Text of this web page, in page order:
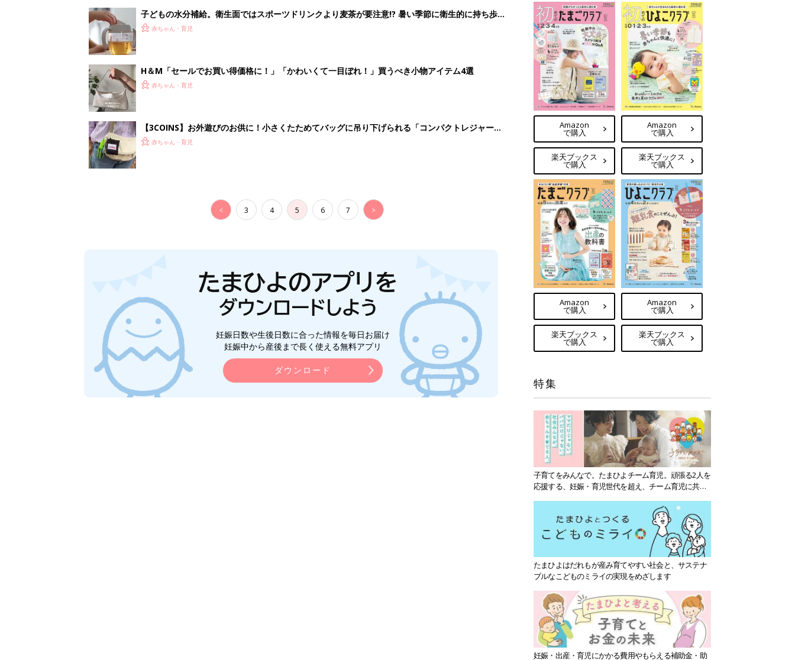
子どもの水分補給。衛生面ではスポーツドリンクより麦茶が要注意!? 暑い季節に衛生的に持ち歩
く3つのコツとは？【専門家監修】
赤ちゃん・育児
H＆М「セールでお買い得価格に！」「かわいくて一目ぼれ！」買うべき小物アイテム4選
赤ちゃん・育児
【3COINS】お外遊びのお供に！小さくたためてバッグに吊り下げられる「コンパクトレジャーシ
ート」
赤ちゃん・育児
< 3 4 5 6 7 >
妊娠日数や生後日数に合った情報を毎日お届け
妊娠中から産後まで長く使える無料アプリ
ダウンロード
Amazon
で購入
楽天ブックス
で購入
Amazon
で購入
楽天ブックス
で購入
Amazon
で購入
楽天ブックス
で購入
Amazon
で購入
楽天ブックス
で購入
特集
子育てをみんなで。たまひよチーム育児。頑張る2人を
応援する、妊娠・育児世代を超え、チーム育児に共感
たまひよはだれもが産み育てやすい社会と、サステナ
ブルなこどものミライの実現をめざします
妊娠・出産・育児にかかる費用やもらえる補助金・助